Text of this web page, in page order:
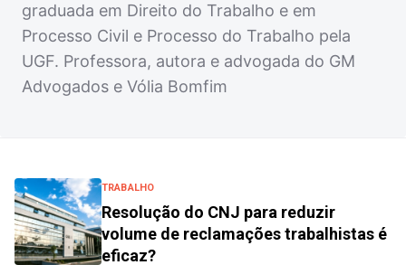
graduada em Direito do Trabalho e em
Processo Civil e Processo do Trabalho pela
UGF. Professora, autora e advogada do GM
Advogados e Vólia Bomfim
TRABALHO
Resolução do CNJ para reduzir
volume de reclamações trabalhistas é
eficaz?